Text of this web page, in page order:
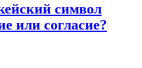
символ
или согласие?